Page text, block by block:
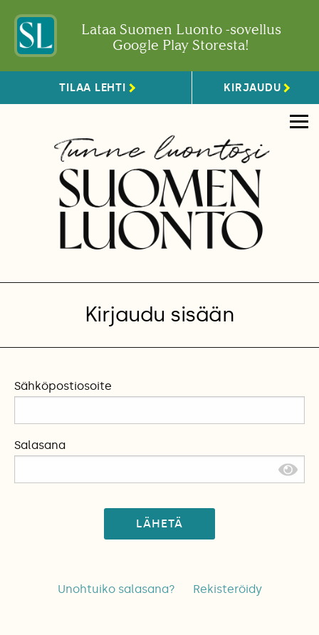
Lataa Suomen Luonto -sovellus
Google Play Storesta!
TILAA LEHTI KIRJAUDU
Kirjaudu sisään
Sähköpostiosoite
Salasana
LÄHETÄ
Unohtuiko salasana? Rekisteröidy